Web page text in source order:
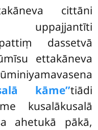
cittāni
uppajjantīti
dassetvā
ettakāneva
kāme’’tiādi
kusalākusalā
ahetukā pākā,